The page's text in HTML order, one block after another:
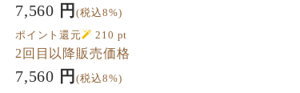
7,560 円(税込8%)
ポイント還元
210 pt
2回目以降販売価格
7,560 円(税込8%)